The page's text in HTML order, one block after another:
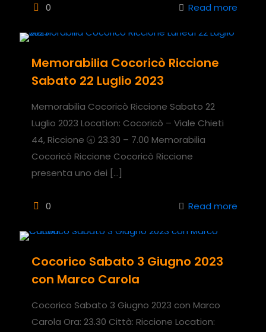
0 Read more
Memorabilia Cocoricò Riccione
Sabato 22 Luglio 2023
Memorabilia Cocoricò Riccione Sabato 22
Luglio 2023 Location: Cocoricò – Viale Chieti
44, Riccione 🕣 23.30 – 7.00 Memorabilia
Cocoricò Riccione Cocoricò Riccione
presenta uno dei […]
0 Read more
Cocorico Sabato 3 Giugno 2023
con Marco Carola
Cocorico Sabato 3 Giugno 2023 con Marco
Carola Ora: 23.30 Città: Riccione Location: